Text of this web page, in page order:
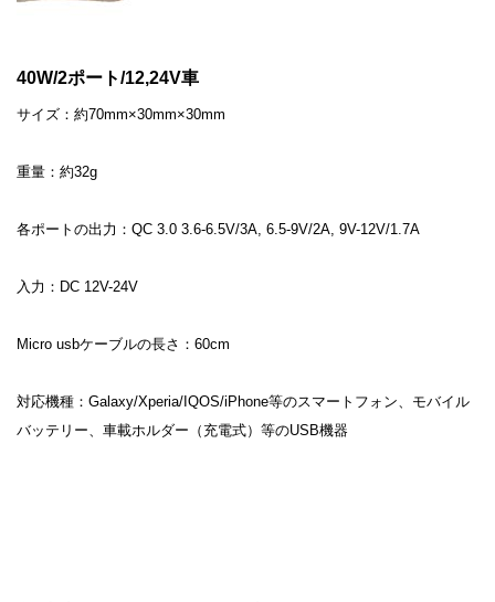
40W/2ポート/12,24V車
サイズ：約70mm×30mm×30mm
重量：約32g
各ポートの出力：QC 3.0 3.6-6.5V/3A, 6.5-9V/2A, 9V-12V/1.7A
入力：DC 12V-24V
Micro usbケーブルの長さ：60cm
対応機種：Galaxy/Xperia/IQOS/iPhone等のスマートフォン、モバイル
バッテリー、車載ホルダー（充電式）等のUSB機器